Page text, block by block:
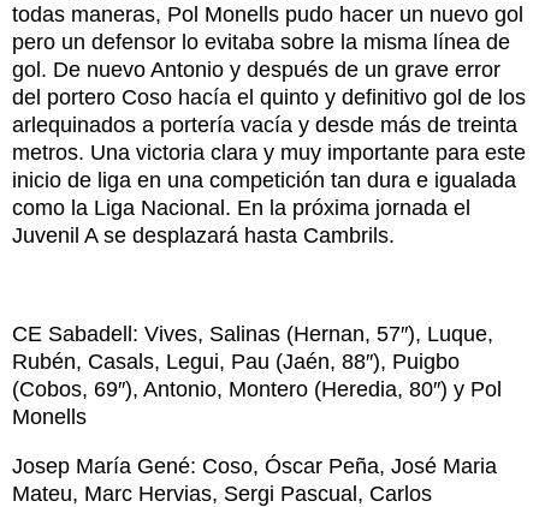
todas maneras, Pol Monells pudo hacer un nuevo gol
pero un defensor lo evitaba sobre la misma línea de
gol. De nuevo Antonio y después de un grave error
del portero Coso hacía el quinto y definitivo gol de los
arlequinados a portería vacía y desde más de treinta
metros. Una victoria clara y muy importante para este
inicio de liga en una competición tan dura e igualada
como la Liga Nacional. En la próxima jornada el
Juvenil A se desplazará hasta Cambrils.
CE Sabadell: Vives, Salinas (Hernan, 57″), Luque,
Rubén, Casals, Legui, Pau (Jaén, 88″), Puigbo
(Cobos, 69″), Antonio, Montero (Heredia, 80″) y Pol
Monells
Josep María Gené: Coso, Óscar Peña, José Maria
Mateu, Marc Hervias, Sergi Pascual, Carlos